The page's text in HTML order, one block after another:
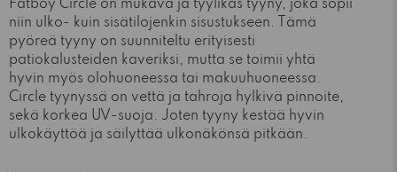
Fatboy Circle on mukava ja tyylikäs tyyny, joka sopii
niin ulko- kuin sisätilojenkin sisustukseen. Tämä
pyöreä tyyny on suunniteltu erityisesti
patiokalusteiden kaveriksi, mutta se toimii yhtä
hyvin myös olohuoneessa tai makuuhuoneessa.
Circle tyynyssä on vettä ja tahroja hylkivä pinnoite,
sekä korkea UV-suoja. Joten tyyny kestää hyvin
ulkokäyttöä ja säilyttää ulkonäkönsä pitkään.